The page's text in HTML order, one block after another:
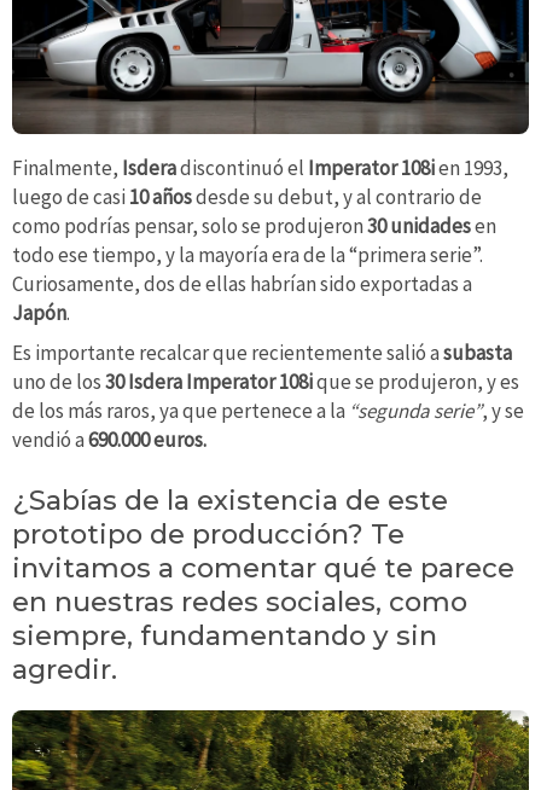
Finalmente, Isderadiscontinuó el Imperator 108ien 1993,
luego de casi 10 añosdesde su debut, y al contrario de
como podrías pensar, solo se produjeron30 unidadesen
todo ese tiempo, y la mayoría era de la “primera serie”.
Curiosamente, dos de ellas habrían sido exportadas a
Japón.
Es importante recalcar que recientemente salió asubasta
uno de los30 Isdera Imperator 108ique se produjeron, y es
de los más raros, ya que pertenece a la “segunda serie”, y se
vendió a690.000 euros.
¿Sabías de la existencia de este
prototipo de producción? Te
invitamos a comentar qué te parece
en nuestras redes sociales, como
siempre, fundamentando y sin
agredir.